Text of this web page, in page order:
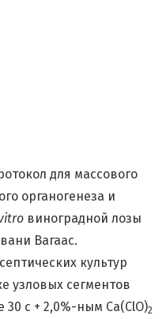
для массового
органогенеза и
виноградной лозы
Вагаас.
культур
узловых сегментов
с + 2,0%-ным Ca(ClO)2